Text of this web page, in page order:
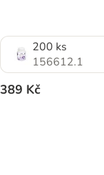
200 ks
156612.1
389 Kč